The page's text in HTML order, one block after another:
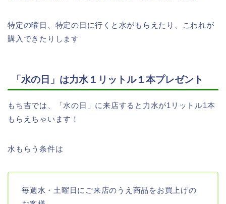
特定の曜日、特定の日に行くと水がもらえたり、こわれが
購入できたりします
「水の日」は力水１リットル１本プレゼント
もち吉では、「水の日」に来店すると力水が1リットル1本
もらえちゃいます！
水もらう条件は
毎週水・土曜日にご来店のうえ商品をお買上げの